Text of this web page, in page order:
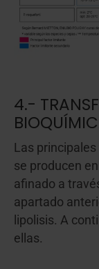
4.-
Las
se producen
afinado a
apartado
lipolisis. A
ellas.